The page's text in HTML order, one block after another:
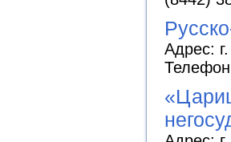
Адрес: